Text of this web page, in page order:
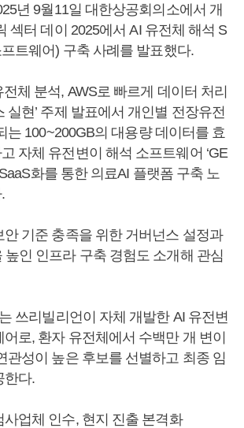
년 9월11일 대한상공회의소에서 개
섹터 데이 2025에서 AI 유전체 해석 S
트웨어) 구축 사례를 발표했다.
전체 분석, AWS로 빠르게 데이터 처리
실현’ 주제 발표에서 개인별 전장유전
는 100~200GB의 대용량 데이터를 효
자체 유전변이 해석 소프트웨어 ‘GE
화를 통한 의료AI 플랫폼 구축 노
안 기준 충족을 위한 거버넌스 설정과
높인 인프라 구축 경험도 소개해 관심
쓰리빌리언이 자체 개발한 AI 유전변
로, 환자 유전체에서 수백만 개 변이
관성이 높은 후보를 선별하고 최종 임
한다.
업체 인수, 현지 진출 본격화